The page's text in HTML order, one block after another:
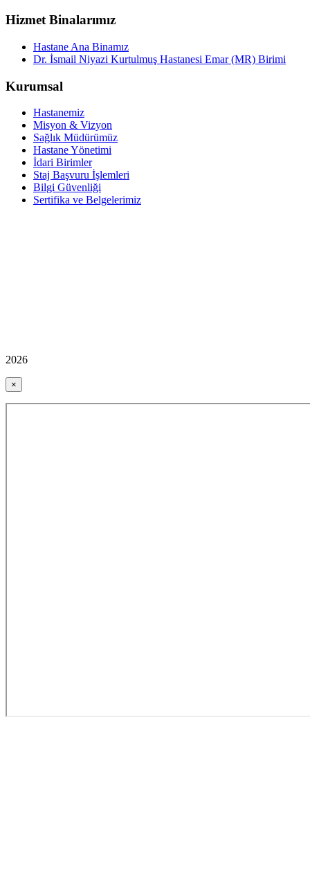
Hizmet Binalarımız
Hastane Ana Binamız
Dr. İsmail Niyazi Kurtulmuş Hastanesi Emar (MR) Birimi
Kurumsal
Hastanemiz
Misyon & Vizyon
Sağlık Müdürümüz
Hastane Yönetimi
İdari Birimler
Staj Başvuru İşlemleri
Bilgi Güvenliği
Sertifika ve Belgelerimiz
2026
×